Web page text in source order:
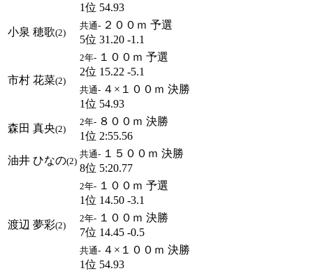
1位 54.93
小泉 穂歌(2)
共通- ２００ｍ 予選
5位 31.20 -1.1
市村 花菜(2)
2年- １００ｍ 予選
2位 15.22 -5.1
共通- ４×１００ｍ 決勝
1位 54.93
森田 真央(2)
2年- ８００ｍ 決勝
1位 2:55.56
油井 ひなの(2)
共通- １５００ｍ 決勝
8位 5:20.77
渡辺 夢彩(2)
2年- １００ｍ 予選
1位 14.50 -3.1
2年- １００ｍ 決勝
7位 14.45 -0.5
共通- ４×１００ｍ 決勝
1位 54.93